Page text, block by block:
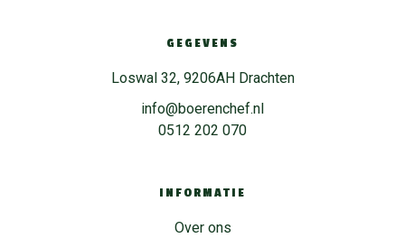
GEGEVENS
Loswal 32, 9206AH Drachten
info@boerenchef.nl
0512 202 070
INFORMATIE
Over ons